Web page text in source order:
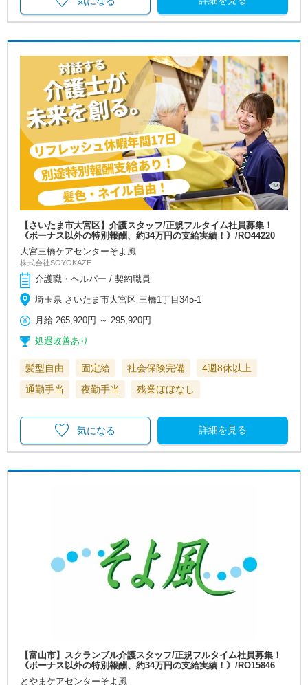
【さいたま市大宮区】介護スタッフ/正規フルタイム社員募集！
《ボーナス以外の特別報酬、約34万円の支給実績！》/RO44220
大宮三橋ケアセンターそよ風
株式会社SOYOKAZE
介護職・ヘルパー / 契約職員
埼玉県 さいたま市大宮区 三橋1丁目345-1
月給 265,920円 ～295,920円
処遇改善あり
髪型自由 固定給 社会保険完備
4週8休以上
通勤手当
夜勤手当 残業ほぼなし
詳細を見る
気になる
【富山市】スクランブル介護スタッフ/正規フルタイム社員募集！
《ボーナス以外の特別報酬、約34万円の支給実績！》/RO15846
とやまケアセンターそよ風